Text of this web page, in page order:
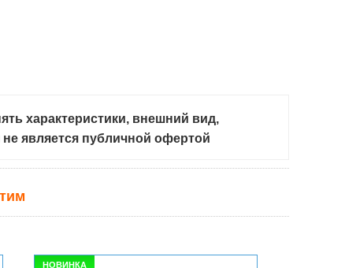
характеристики, внешний вид,
является публичной офертой
НОВИНКА